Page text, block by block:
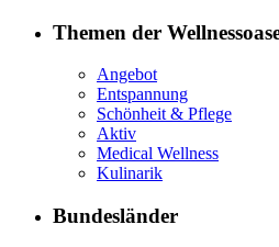
Themen der
Angebot
Entspannung
Schönheit & Pflege
Aktiv
Medical Wellness
Kulinarik
Bundesländer